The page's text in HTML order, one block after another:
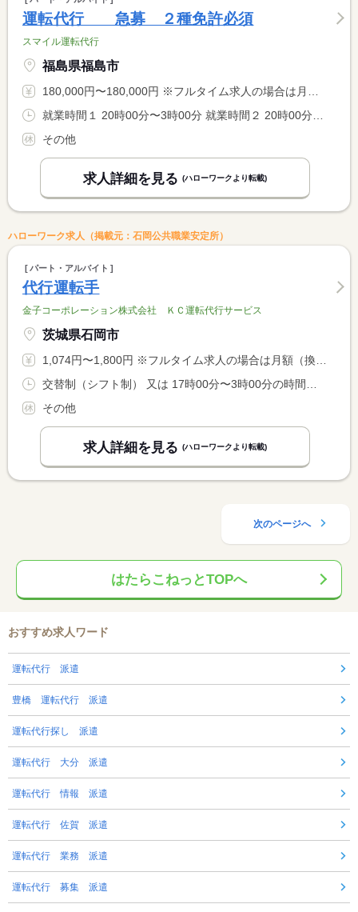
運転代行 急募 ２種免許必須
スマイル運転代行
福島県福島市
180,000円〜180,000円 ※フルタイム求人の場合は月額（換算額）、パート求人の場合は時間額を表示しています。
就業時間１ 20時00分〜3時00分 就業時間２ 20時00分〜4時30分 就業時間３ 20時00分〜2時00分 就業時間に関する特記事項 （２）金・土以外 <BR> （３）日・祝
その他
求人詳細を見る (ハローワークより転載)
ハローワーク求人（掲載元：石岡公共職業安定所）
パート・アルバイト
代行運転手
金子コーポレーション株式会社 ＫＣ運転代行サービス
茨城県石岡市
1,074円〜1,800円 ※フルタイム求人の場合は月額（換算額）、パート求人の場合は時間額を表示しています。
交替制（シフト制） 又は 17時00分〜3時00分の時間の間の2時間以上 就業時間に関する特記事項 ＊勤務時間については相談可能
その他
求人詳細を見る (ハローワークより転載)
次のページへ
はたらこねっとTOPへ
おすすめ求人ワード
運転代行 派遣
豊橋 運転代行 派遣
運転代行探し 派遣
運転代行 大分 派遣
運転代行 情報 派遣
運転代行 佐賀 派遣
運転代行 業務 派遣
運転代行 募集 派遣